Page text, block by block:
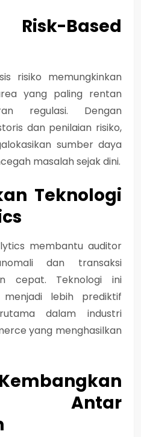
Based
risiko memungkinkan
yang paling rentan
regulasi. Dengan
dan penilaian risiko,
sumber daya
masalah sejak dini.
Teknologi
membantu auditor
dan transaksi
cepat. Teknologi ini
lebih prediktif
dalam industri
yang menghasilkan
Antar